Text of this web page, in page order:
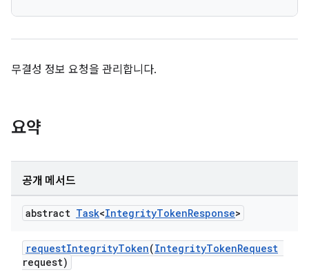
무결성 정보 요청을 관리합니다.
요약
공개 메서드
abstract Task<IntegrityTokenResponse>
requestIntegrityToken(IntegrityTokenRequest
request)